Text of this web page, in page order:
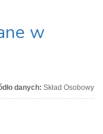
w
danych: Skład Osobowy